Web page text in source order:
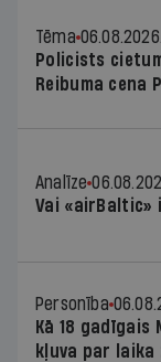
Tēma 06.08.2026.
Policists
Reibuma cena
Analīze
Vai «airBaltic»
Personība
Kā 18
kļuva par laika